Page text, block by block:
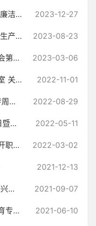
总口管理区：学党纪法规 树廉洁新风 2023-12-27
强化安全责任意识 守住安全生产底线（安全生产专题培训会） 2023-08-23
总口农场第十届职工代表大会第一次会议召开 2023-03-06
潜江市总口管理区党政办公室 关于开展“铭记历史振兴中华”及“喜迎二十... 2022-11-01
总口管理区2022年节能宣传周和低碳日活动方案 2022-08-29
总口管理区“5.12”防灾减灾日暨落实安全生产“十五条”活动方案 2022-05-11
湖北省国营总口农场关于召开职工代表大会的请示 2022-03-02
2021-12-13
总口管理区关于运用“乡村振兴和民生领域 政策落实监察系统”开展监督检... 2021-09-07
总口管理区开展党史学习教育专题宣讲活动 2021-06-10